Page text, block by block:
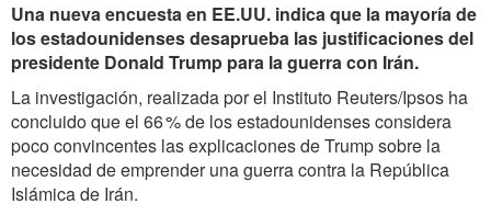
Una nueva encuesta en EE.UU. indica que la mayoría de
los estadounidenses desaprueba las justificaciones del
presidente Donald Trump para la guerra con Irán.
La investigación, realizada por el Instituto Reuters/Ipsos ha
concluido que el 66 % de los estadounidenses considera
poco convincentes las explicaciones de Trump sobre la
necesidad de emprender una guerra contra la República
Islámica de Irán.